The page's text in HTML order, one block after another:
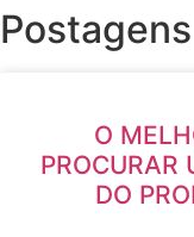
O
PROCURAR
DO